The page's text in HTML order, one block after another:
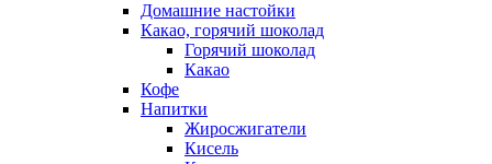
Домашние настойки
Какао, горячий шоколад
Горячий шоколад
Какао
Кофе
Напитки
Жиросжигатели
Кисель